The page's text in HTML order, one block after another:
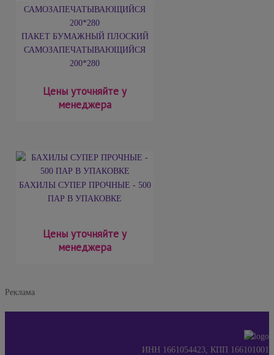
ПАКЕТ БУМАЖНЫЙ ПЛОСКИЙ
САМОЗАПЕЧАТЫВАЮЩИЙСЯ
200*280
Цены уточняйте у
менеджера
БАХИЛЫ СУПЕР ПРОЧНЫЕ - 500
ПАР В УПАКОВКЕ
Цены уточняйте у
менеджера
Реклама
ИНН 1661054423, КПП 166101001